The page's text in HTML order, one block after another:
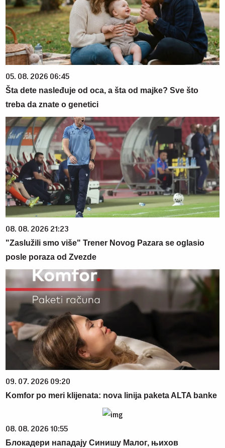
05. 08. 2026 06:45
Šta dete nasleđuje od oca, a šta od majke? Sve što
treba da znate o genetici
08. 08. 2026 21:23
"Zaslužili smo više" Trener Novog Pazara se oglasio
posle poraza od Zvezde
09. 07. 2026 09:20
Komfor po meri klijenata: nova linija paketa ALTA banke
08. 08. 2026 10:55
Блокадери нападају Синишу Малог, њихов